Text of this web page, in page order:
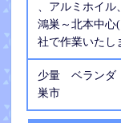
、アルミホイル
鴻巣～北本中
社で作業いたし
少量 ベラン
巣市